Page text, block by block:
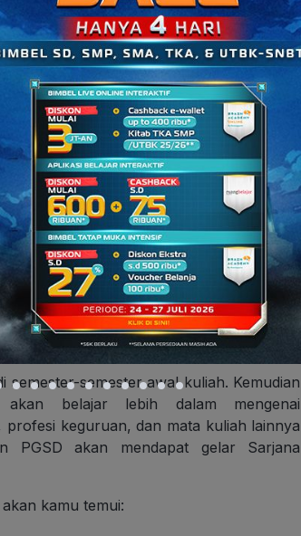
(Sumber: commons.wikimedia.org)
semester awal kuliah. Kemudian
akan belajar lebih dalam mengenai
keguruan, dan mata kuliah lainnya
PGSD akan mendapat gelar Sarjana
kamu temui: